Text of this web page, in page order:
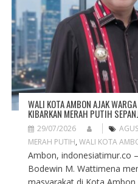
T
O
N
WALI KOTA AMBON AJAK
KIBARKAN MERAH PUTIH
29/07/2026
MERAH PUTIH, WALI KOTA
Ambon, indonesiatimur.co
Bodewin M. Wattimena